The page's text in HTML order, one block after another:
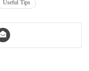
Useful Tips